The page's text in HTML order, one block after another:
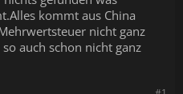
kommt aus China
nicht ganz
auch schon nicht ganz